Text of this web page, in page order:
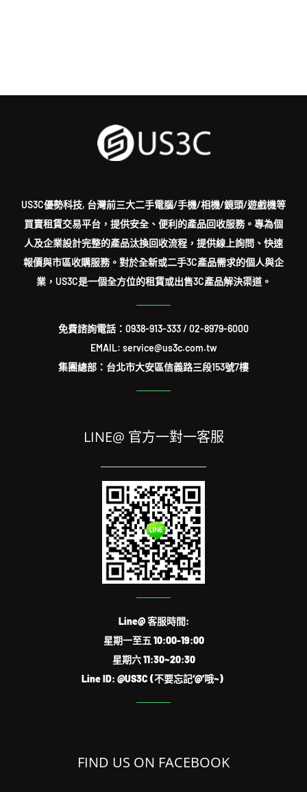
買賣租賃交易平台，提供安全、便利的產品回收服務。專為個
人及企業設計完整的產品汰換回收流程，提供線上詢問、快速
報價與市區收購服務。對於全新或二手3C產品需求的個人與企
業，US3C是一個全方位的租賃或出售3C產品解決渠道。
0938-913-333
EMAIL: service@us3c.com.tw
集團總部：台北市大安區信義路三段153號7樓
Line@ 客服時間:
星期一至五 10:00-19:00
星期六 11:30~20:30
Line ID: @US3C (不要忘記‘@’哦~)